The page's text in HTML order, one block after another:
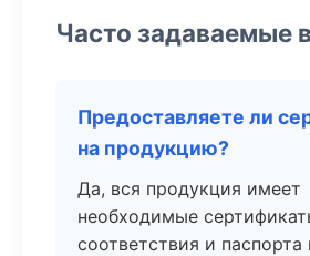
Часто задаваемые
Предоставляете ли
на продукцию?
Да, вся продукция имеет
необходимые
соответствия и паспорта